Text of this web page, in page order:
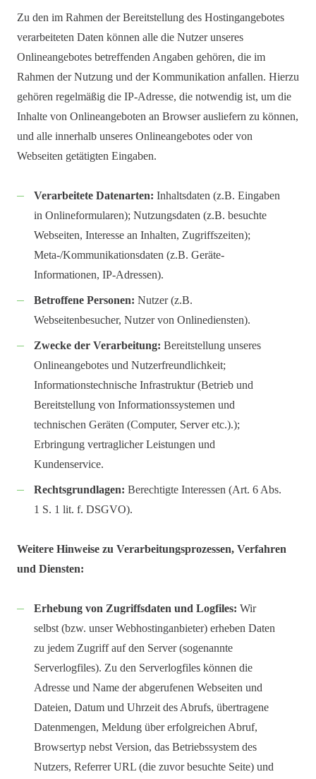
Zu den im Rahmen der Bereitstellung des Hostingangebotes
verarbeiteten Daten können alle die Nutzer unseres
Onlineangebotes betreffenden Angaben gehören, die im
Rahmen der Nutzung und der Kommunikation anfallen. Hierzu
gehören regelmäßig die IP-Adresse, die notwendig ist, um die
Inhalte von Onlineangeboten an Browser ausliefern zu können,
und alle innerhalb unseres Onlineangebotes oder von
Webseiten getätigten Eingaben.
Verarbeitete Datenarten: Inhaltsdaten (z.B. Eingaben
in Onlineformularen); Nutzungsdaten (z.B. besuchte
Webseiten, Interesse an Inhalten, Zugriffszeiten);
Meta-/Kommunikationsdaten (z.B. Geräte-
Informationen, IP-Adressen).
Betroffene Personen: Nutzer (z.B.
Webseitenbesucher, Nutzer von Onlinediensten).
Zwecke der Verarbeitung: Bereitstellung unseres
Onlineangebotes und Nutzerfreundlichkeit;
Informationstechnische Infrastruktur (Betrieb und
Bereitstellung von Informationssystemen und
technischen Geräten (Computer, Server etc.).);
Erbringung vertraglicher Leistungen und
Kundenservice.
Rechtsgrundlagen: Berechtigte Interessen (Art. 6 Abs.
1 S. 1 lit. f. DSGVO).
Weitere Hinweise zu Verarbeitungsprozessen, Verfahren
und Diensten:
Erhebung von Zugriffsdaten und Logfiles: Wir
selbst (bzw. unser Webhostinganbieter) erheben Daten
zu jedem Zugriff auf den Server (sogenannte
Serverlogfiles). Zu den Serverlogfiles können die
Adresse und Name der abgerufenen Webseiten und
Dateien, Datum und Uhrzeit des Abrufs, übertragene
Datenmengen, Meldung über erfolgreichen Abruf,
Browsertyp nebst Version, das Betriebssystem des
Nutzers, Referrer URL (die zuvor besuchte Seite) und